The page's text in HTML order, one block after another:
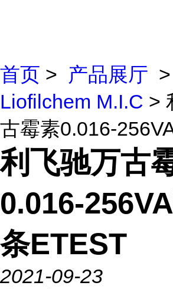
首页 > 产品展厅 >
Liofilchem M.I.C >
古霉素0.016-
利飞驰万古
0.016-
条ETEST
2021-09-23